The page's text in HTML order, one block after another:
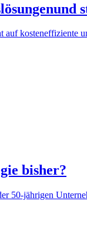
kosteneffiziente
bisher?
50-jährigen